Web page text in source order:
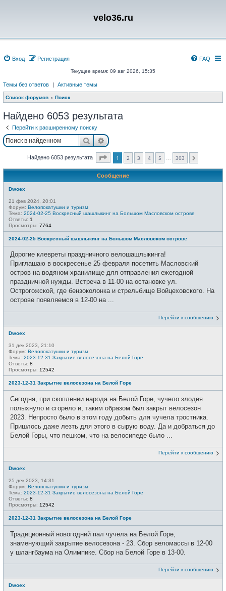
velo36.ru
Вход Регистрация FAQ
Текущее время: 09 авг 2026, 15:35
Темы без ответов | Активные темы
Список форумов Поиск
Найдено 6053 результата
Перейти к расширенному поиску
ПоискРасширенный поиск
Найдено 6053 результата Страница из 303
1 2 3 4 5 303
Сообщение
Dwoex
21 фев 2024, 20:01
Форум: Велопокатушки и туризм
Тема: 2024-02-25 Воскресный шашлыкинг на Большом Масловском острове
Ответы: 1
Просмотры: 7764
2024-02-25 Воскресный шашлыкинг на Большом Масловском острове
Дорогие клевреты праздничного велошашлыкинга!
Приглашаю в воскресенье 25 февраля посетить Масловский
остров на водяном хранилище для отправления ежегодной
праздничной нужды. Встреча в 11-00 на остановке ул.
Острогожской, где бензоколонка и стрельбище Войцеховского. На
острове появляемся в 12-00 на ...
Перейти к сообщению
Dwoex
31 дек 2023, 21:10
Форум: Велопокатушки и туризм
Тема: 2023-12-31 Закрытие велосезона на Белой Горе
Ответы: 8
Просмотры: 12542
2023-12-31 Закрытие велосезона на Белой Горе
Сегодня, при скоплении народа на Белой Горе, чучело злодея
полыхнуло и сгорело и, таким образом был закрыт велосезон
2023. Непросто было в этом году добыть для чучела тростника.
Пришлось даже лезть для этого в сырую воду. Да и добраться до
Белой Горы, что пешком, что на велосипеде было ...
Перейти к сообщению
Dwoex
25 дек 2023, 14:31
Форум: Велопокатушки и туризм
Тема: 2023-12-31 Закрытие велосезона на Белой Горе
Ответы: 8
Просмотры: 12542
2023-12-31 Закрытие велосезона на Белой Горе
Традиционный новогодний пал чучела на Белой Горе,
знаменующий закрытие велосезона - 23. Сбор веломассы в 12-00
у шлангбаума на Олимпике. Сбор на Белой Горе в 13-00.
Перейти к сообщению
Dwoex